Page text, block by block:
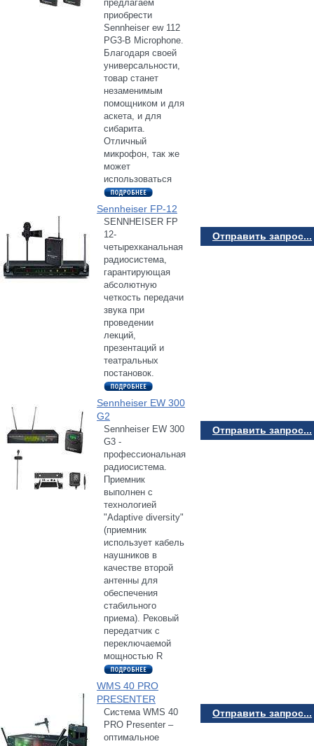
предлагаем
приобрести
Sennheiser ew 112
PG3-B Microphone.
Благодаря своей
универсальности,
товар станет
незаменимым
помощником и для
аскета, и для
сибарита.
Отличный
микрофон, так же
может
использоваться
Sennheiser FP-12
SENNHEISER FP
12-
четырехканальная
радиосистема,
гарантирующая
абсолютную
четкость передачи
звука при
проведении
лекций,
презентаций и
театральных
постановок.
Отправить запрос...
Sennheiser EW 300
G2
Sennheiser EW 300
G3 -
профессиональная
радиосистема.
Приемник
выполнен с
технологией
"Adaptive diversity"
(приемник
использует кабель
наушников в
качестве второй
антенны для
обеспечения
стабильного
приема). Рековый
передатчик с
переключаемой
мощностью R
Отправить запрос...
WMS 40 PRO
PRESENTER
Система WMS 40
PRO Presenter –
оптимальное
Отправить запрос...